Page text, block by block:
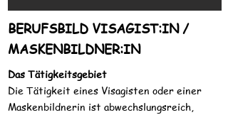
BERUFSBILD VISAGIST:IN /
MASKENBILDNER:IN
Das Tätigkeitsgebiet
Die Tätigkeit eines Visagisten oder einer
Maskenbildnerin ist abwechslungsreich,